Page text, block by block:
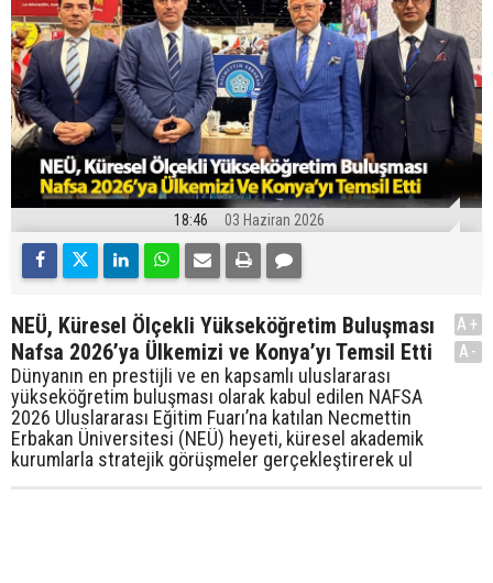
18:46 03 Haziran 2026
NEÜ, Küresel Ölçekli Yükseköğretim Buluşması
Nafsa 2026’ya Ülkemizi ve Konya’yı Temsil Etti
Dünyanın en prestijli ve en kapsamlı uluslararası
yükseköğretim buluşması olarak kabul edilen NAFSA
2026 Uluslararası Eğitim Fuarı’na katılan Necmettin
Erbakan Üniversitesi (NEÜ) heyeti, küresel akademik
kurumlarla stratejik görüşmeler gerçekleştirerek ul
A+
A-